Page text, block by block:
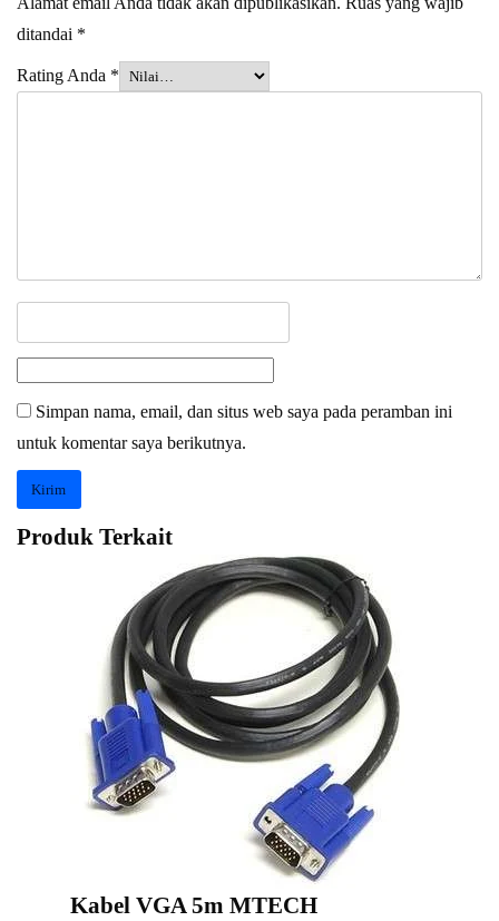
ditandai *
Rating Anda *
Simpan nama, email, dan situs web saya pada peramban ini
untuk komentar saya berikutnya.
Produk Terkait
Kabel VGA 5m MTECH